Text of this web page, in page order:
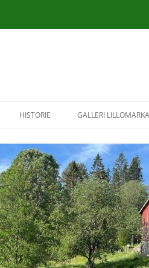
BREV 2025
BREV 2024
BREV 2023
BREV 2022
BREV 2021
HISTORIE
LILLOMARKA
HISTORISKE KART
GALLERI LILLOMARKA
NITTEDAL
INFORMASJONSTUR
GREFSENKLEIVA 16.
BEFARING TIL
SEPTEMBER 2020
TUR LANGS